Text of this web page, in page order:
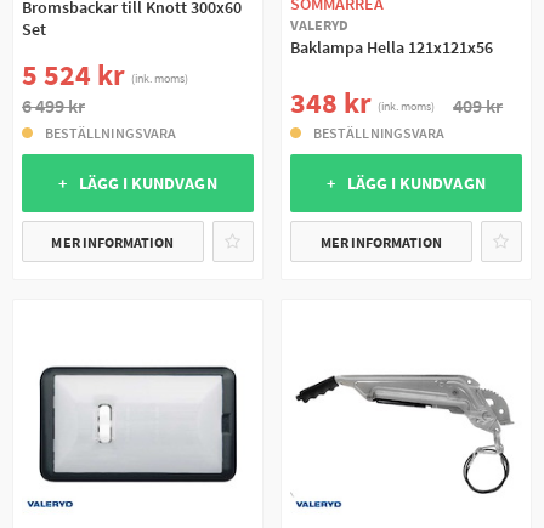
Bromsbackar till Knott 300x60
Set
5 524 kr (ink. moms)
6 499 kr
BESTÄLLNINGSVARA
+ LÄGG I KUNDVAGN
MER INFORMATION
VALERYD
Baklampa Hella 121x121x56
348 kr (ink. moms) 409 kr
BESTÄLLNINGSVARA
+ LÄGG I KUNDVAGN
MER INFORMATION